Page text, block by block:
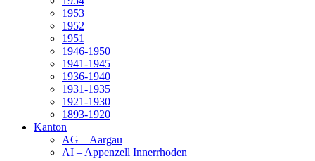
1953
1952
1951
1946-1950
1941-1945
1936-1940
1931-1935
1921-1930
1893-1920
Kanton
AG – Aargau
AI – Appenzell Innerrhoden